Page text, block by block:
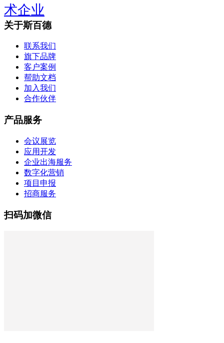
术企业
关于斯百德
联系我们
旗下品牌
客户案例
帮助文档
加入我们
合作伙伴
产品服务
会议展览
应用开发
企业出海服务
数字化营销
项目申报
招商服务
扫码加微信